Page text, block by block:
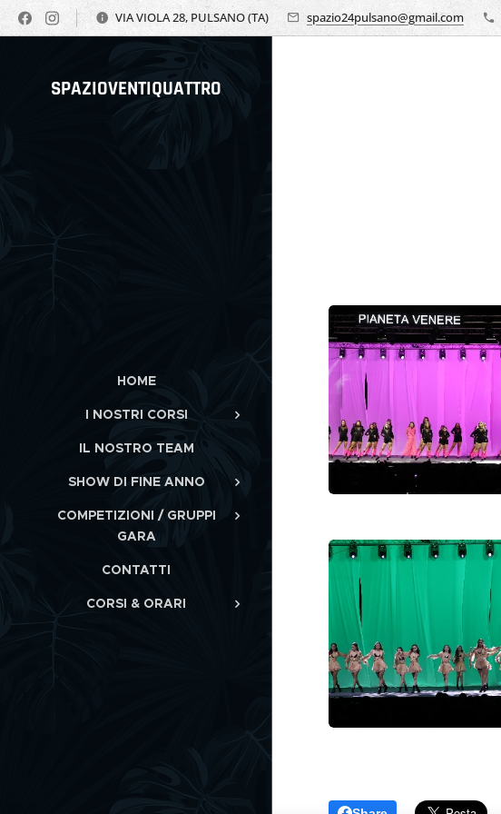
VIA VIOLA 28, PULSANO (TA) spazio24pulsano@gmail.com
SPAZIOVENTIQUATTRO
HOME
I NOSTRI CORSI
IL NOSTRO TEAM
SHOW DI FINE ANNO
COMPETIZIONI / GRUPPI
GARA
CONTATTI
CORSI & ORARI